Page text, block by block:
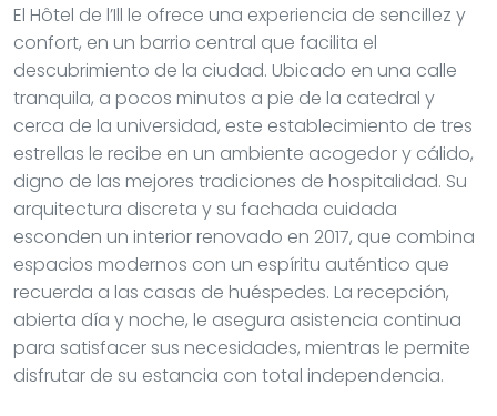
El Hôtel de l’Ill le ofrece una experiencia de sencillez y
confort, en un barrio central que facilita el
descubrimiento de la ciudad. Ubicado en una calle
tranquila, a pocos minutos a pie de la catedral y
cerca de la universidad, este establecimiento de tres
estrellas le recibe en un ambiente acogedor y cálido,
digno de las mejores tradiciones de hospitalidad. Su
arquitectura discreta y su fachada cuidada
esconden un interior renovado en 2017, que combina
espacios modernos con un espíritu auténtico que
recuerda a las casas de huéspedes. La recepción,
abierta día y noche, le asegura asistencia continua
para satisfacer sus necesidades, mientras le permite
disfrutar de su estancia con total independencia.